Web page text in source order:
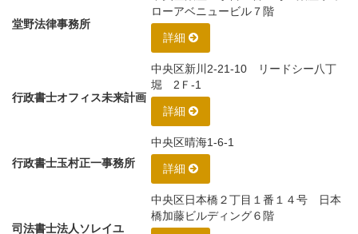
堂野法律事務所
ローアベニュービル７階
詳細
行政書士オフィス未来計画
中央区新川2-21-10 リードシー八丁
堀 2Ｆ-1
詳細
行政書士玉村正一事務所
中央区晴海1-6-1
詳細
司法書士法人ソレイユ
中央区日本橋２丁目１番１４号 日本
橋加藤ビルディング６階